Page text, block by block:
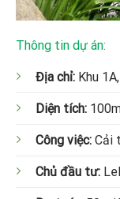
Thông tin dự án:
Địa chỉ:Khu
Diện tích:
Công việc:Cải
Chủ đầu tư: